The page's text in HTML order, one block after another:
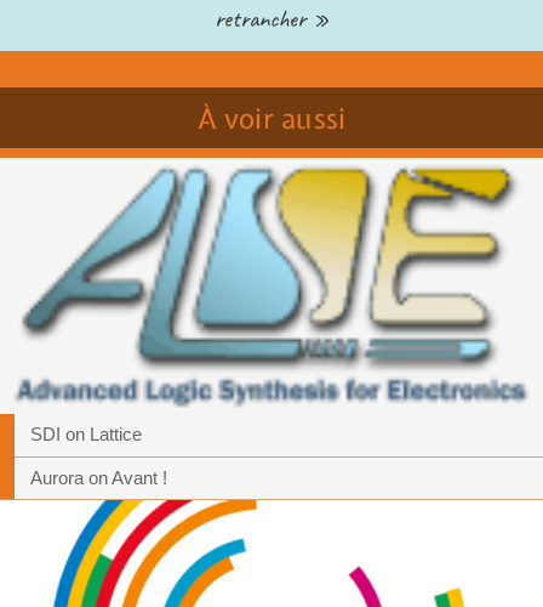
retrancher »
À voir aussi
SDI on Lattice
Aurora on Avant !